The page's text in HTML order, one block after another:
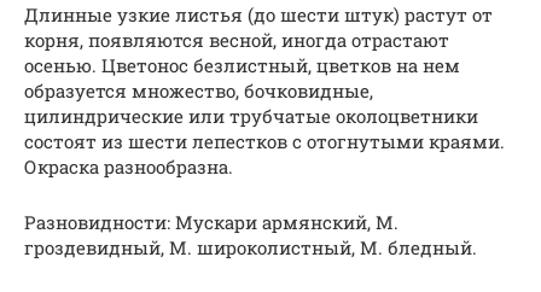
Длинные узкие листья (до шести штук) растут от
корня, появляются весной, иногда отрастают
осенью. Цветонос безлистный, цветков на нем
образуется множество, бочковидные,
цилиндрические или трубчатые околоцветники
состоят из шести лепестков с отогнутыми краями.
Окраска разнообразна.
Разновидности: Мускари армянский, М.
гроздевидный, М. широколистный, М. бледный.